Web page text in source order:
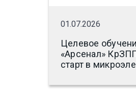
01.07.2026
Целевое
«Арсенал»
старт в